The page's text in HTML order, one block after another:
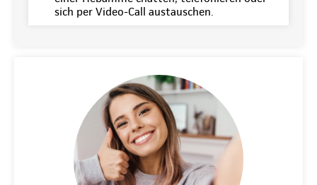
sich per Video-Call austauschen.